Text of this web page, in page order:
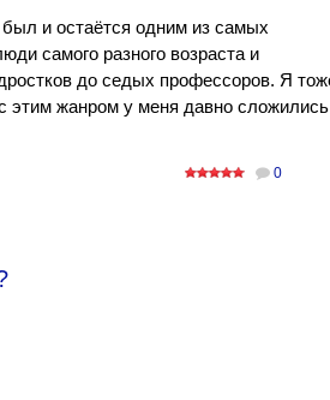
был и остаётся одним из самых
самого разного возраста и
до седых профессоров. Я
этим жанром у меня давно сложились
0